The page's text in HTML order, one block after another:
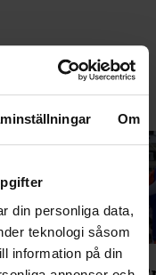
Om
din personliga data,
teknologi såsom
information på din
VISA MER PRIDE